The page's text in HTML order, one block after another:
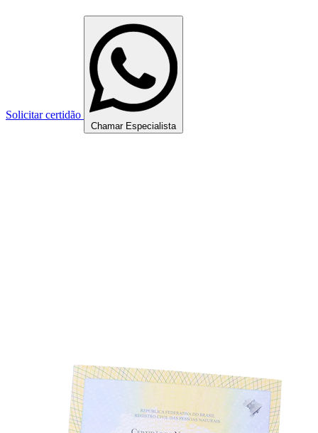
Solicitar certidão
Chamar Especialista